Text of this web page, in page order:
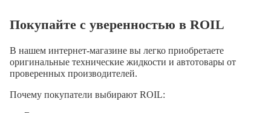
Покупайте с уверенностью в ROIL
В нашем интернет-магазине вы легко приобретаете
оригинальные технические жидкости и автотовары от
проверенных производителей.
Почему покупатели выбирают ROIL: